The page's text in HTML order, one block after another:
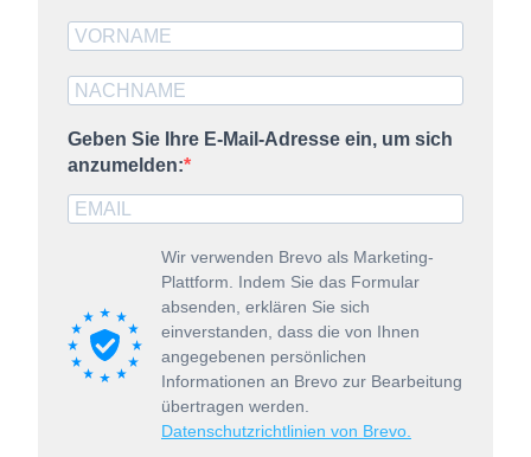
Geben Sie Ihre E-Mail-Adresse ein, um sich
anzumelden:
Wir verwenden Brevo als Marketing-
Plattform. Indem Sie das Formular
absenden, erklären Sie sich
einverstanden, dass die von Ihnen
angegebenen persönlichen
Informationen an Brevo zur Bearbeitung
übertragen werden.
Datenschutzrichtlinien von Brevo.